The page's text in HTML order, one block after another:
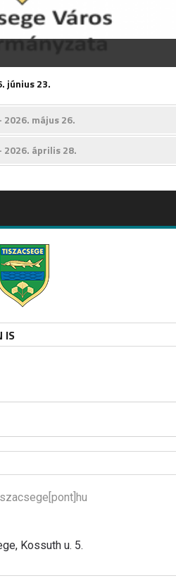
június 23.
május 26.
április 28.
IS
Kossuth u. 5.